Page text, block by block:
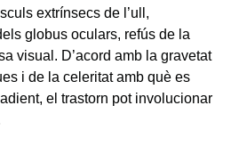
extrínsecs de l’ull,
globus oculars, refús de la
visual. D’acord amb la gravetat
i de la celeritat amb què es
el trastorn pot involucionar